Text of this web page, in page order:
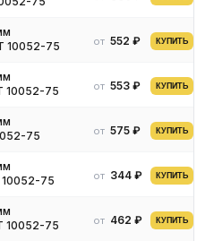
с помощью
достоинствами и
высокой
никаких дополнительных
10052-75
от 552 ₽ КУПИТЬ
10052-75
от 553 ₽ КУПИТЬ
75
от 575 ₽ КУПИТЬ
75
от 344 ₽ КУПИТЬ
10052-75
от 462 ₽ КУПИТЬ